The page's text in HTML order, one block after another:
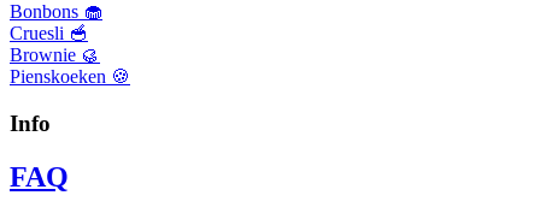
Bonbons 🧁
Cruesli 🥣
Brownie 🥮
Pienskoeken 🍪
Info
FAQ